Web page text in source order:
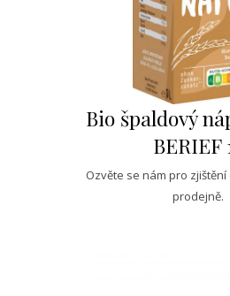
Bio špaldový
BERIEF
Ozvěte se nám pro
prodejně.